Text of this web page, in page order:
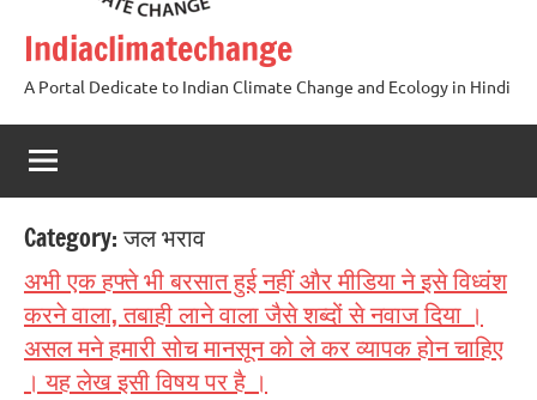
Indiaclimatechange
A Portal Dedicate to Indian Climate Change and Ecology in Hindi
Category:जल भराव
अभी एक हफ्ते भी बरसात हुई नहीं और मीडिया ने इसे विध्वंश
करने वाला, तबाही लाने वाला जैसे शब्दों से नवाज दिया ।
असल मने हमारी सोच मानसून को ले कर व्यापक होन चाहिए
। यह लेख इसी विषय पर है ।